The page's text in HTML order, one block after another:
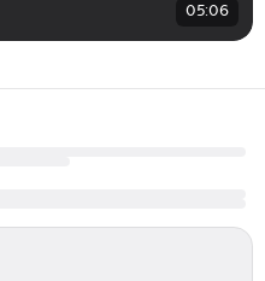
05:06